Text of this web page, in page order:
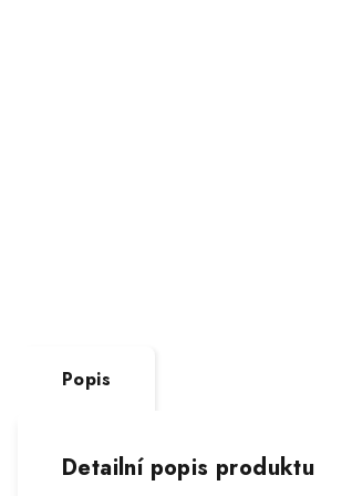
Popis
Detailní popis produktu